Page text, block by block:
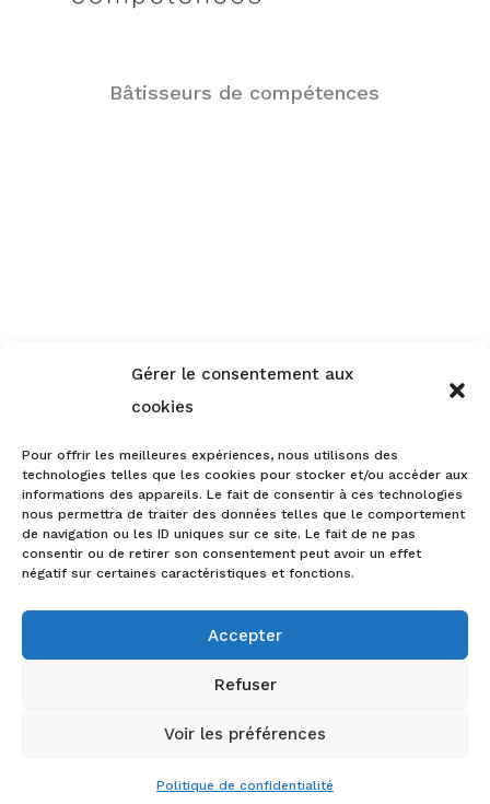
Gérer le consentement aux
cookies
Pour offrir les meilleures expériences, nous utilisons des
technologies telles que les cookies pour stocker et/ou accéder aux
informations des appareils. Le fait de consentir à ces technologies
nous permettra de traiter des données telles que le comportement
de navigation ou les ID uniques sur ce site. Le fait de ne pas
consentir ou de retirer son consentement peut avoir un effet
négatif sur certaines caractéristiques et fonctions.
Accepter
Refuser
Voir les préférences
Politique de confidentialité
Bâtisseurs de compétences
Mentions légales–Politique de confidentialité